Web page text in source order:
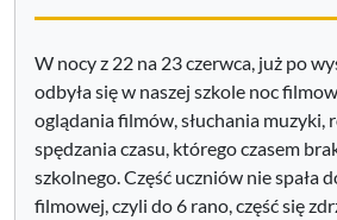
W nocy z 22 na 23 czerwca, już po
odbyła się w naszej szkole noc
oglądania filmów, słuchania muzyki,
spędzania czasu, którego czasem
szkolnego. Część uczniów nie spała
filmowej, czyli do 6 rano, część się